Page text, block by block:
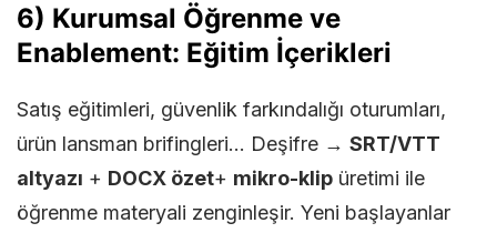
6) Kurumsal Öğrenme ve
Enablement: Eğitim İçerikleri
Satış eğitimleri, güvenlik farkındalığı oturumları,
ürün lansman brifingleri… Deşifre → SRT/VTT
altyazı + DOCX özet+ mikro-klip üretimi ile
öğrenme materyali zenginleşir. Yeni başlayanlar